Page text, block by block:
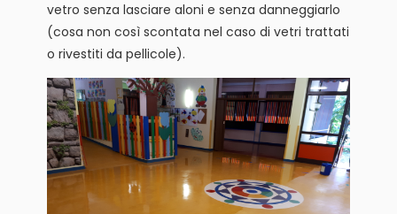
vetro senza lasciare aloni e senza danneggiarlo
(cosa non così scontata nel caso di vetri trattati
o rivestiti da pellicole).